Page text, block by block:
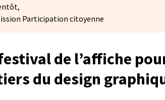
Participation citoyenne
de l’affiche
du design